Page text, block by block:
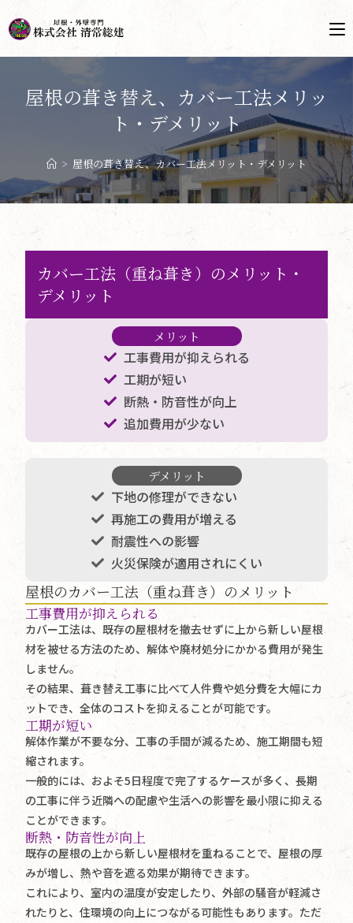
屋根の葺き替え、カバー工法メリッ
ト・デメリット
> 屋根の葺き替え、カバー工法メリット・デメリット
カバー工法（重ね葺き）のメリット・
デメリット
メリット
工事費用が抑えられる
工期が短い
断熱・防音性が向上
追加費用が少ない
デメリット
下地の修理ができない
再施工の費用が増える
耐震性への影響
火災保険が適用されにくい
屋根のカバー工法（重ね葺き）のメリット
工事費用が抑えられる
カバー工法は、既存の屋根材を撤去せずに上から新しい屋根
材を被せる方法のため、解体や廃材処分にかかる費用が発生
しません。
その結果、葺き替え工事に比べて人件費や処分費を大幅にカ
ットでき、全体のコストを抑えることが可能です。
工期が短い
解体作業が不要な分、工事の手間が減るため、施工期間も短
縮されます。
一般的には、およそ5日程度で完了するケースが多く、長期
の工事に伴う近隣への配慮や生活への影響を最小限に抑える
ことができます。
断熱・防音性が向上
既存の屋根の上から新しい屋根材を重ねることで、屋根の厚
みが増し、熱や音を遮る効果が期待できます。
これにより、室内の温度が安定したり、外部の騒音が軽減さ
れたりと、住環境の向上につながる可能性もあります。ただ